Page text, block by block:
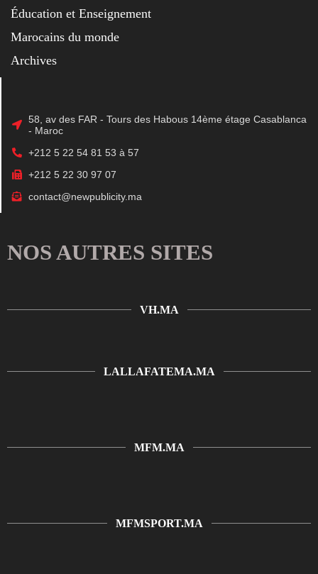
Éducation et Enseignement
Marocains du monde
Archives
58, av des FAR - Tours des Habous 14ème étage Casablanca
- Maroc
+212 5 22 54 81 53 à 57
+212 5 22 30 97 07
contact@newpublicity.ma
NOS AUTRES SITES
VH.MA
LALLAFATEMA.MA
MFM.MA
MFMSPORT.MA